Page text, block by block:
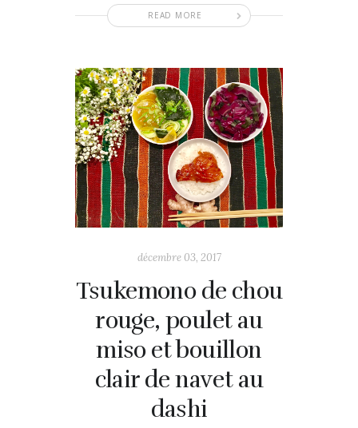
READ MORE
décembre 03, 2017
Tsukemono de chou
rouge, poulet au
miso et bouillon
clair de navet au
dashi